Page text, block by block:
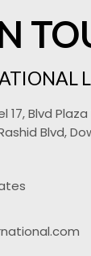
17, Blvd
Blvd,